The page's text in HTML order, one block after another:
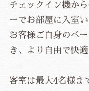
チェックイン機か
ーでお部屋に入室い
お客様ご自身のペ
き、より自由で快
客室は最大4名様ま